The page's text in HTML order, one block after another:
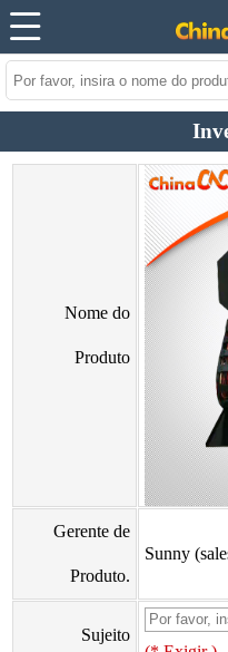
Nome do
Produto
Gerente de
Produto.
Sunny
Sujeito